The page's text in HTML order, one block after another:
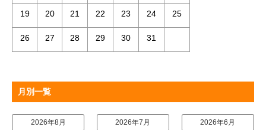
19 20 21 22 23 24 25
26 27 28 29 30 31
月別一覧
2026年8月 2026年7月 2026年6月